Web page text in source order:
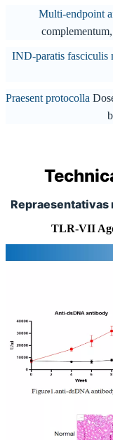
Multi-endpoint
IND-paratis fasciculis
Praesent protocolla
Repraesentativas
TLR-VII